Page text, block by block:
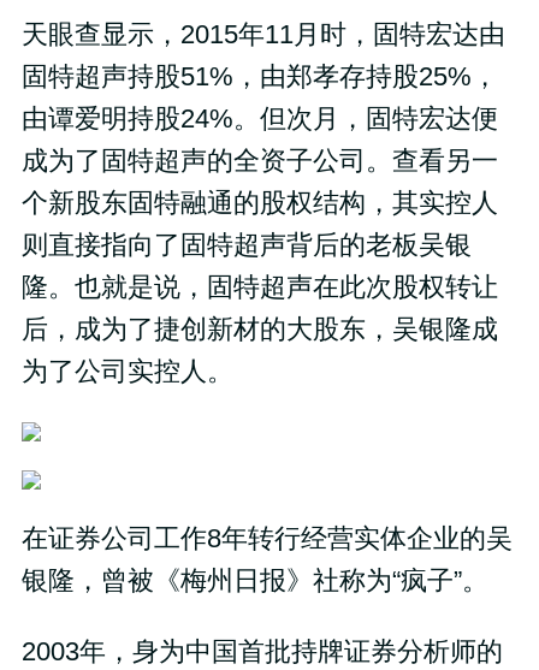
天眼查显示，2015年11月时，固特宏达由
固特超声持股51%，由郑孝存持股25%，
由谭爱明持股24%。但次月，固特宏达便
成为了固特超声的全资子公司。查看另一
个新股东固特融通的股权结构，其实控人
则直接指向了固特超声背后的老板吴银
隆。也就是说，固特超声在此次股权转让
后，成为了捷创新材的大股东，吴银隆成
为了公司实控人。
在证券公司工作8年转行经营实体企业的吴
银隆，曾被《梅州日报》社称为“疯子”。
2003年，身为中国首批持牌证券分析师的